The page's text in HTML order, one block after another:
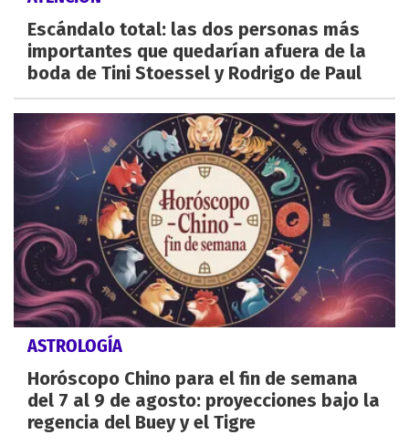
Escándalo total: las dos personas más
importantes que quedarían afuera de la
boda de Tini Stoessel y Rodrigo de Paul
ASTROLOGÍA
Horóscopo Chino para el fin de semana
del 7 al 9 de agosto: proyecciones bajo la
regencia del Buey y el Tigre